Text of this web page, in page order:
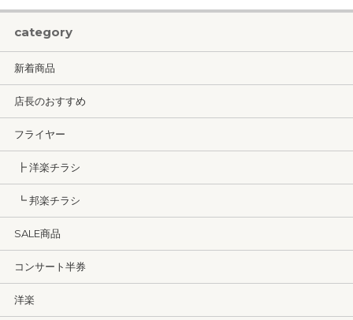
category
新着商品
店長のおすすめ
フライヤー
┣ 洋楽チラシ
┗ 邦楽チラシ
SALE商品
コンサート半券
洋楽